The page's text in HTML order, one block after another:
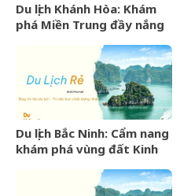
Du lịch Khánh Hòa: Khám
phá Miền Trung đầy nắng
Du lịch Bắc Ninh: Cẩm nang
khám phá vùng đất Kinh